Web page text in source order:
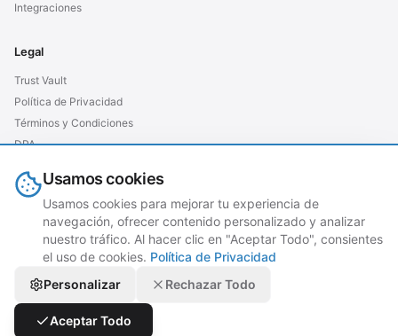
Integraciones
Legal
Trust Vault
Política de Privacidad
Términos y Condiciones
DPA
GDPR UEUsamos cookies
Usamos cookies para mejorar tu experiencia de
navegación, ofrecer contenido personalizado y analizar
nuestro tráfico. Al hacer clic en "Aceptar Todo", consientes
el uso de cookies. Política de Privacidad
Personalizar
Rechazar Todo
Aceptar Todo